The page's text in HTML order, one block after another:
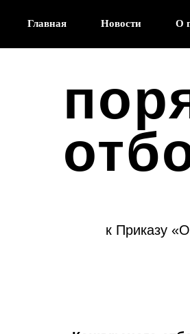
Главная Новости О
к Приказу